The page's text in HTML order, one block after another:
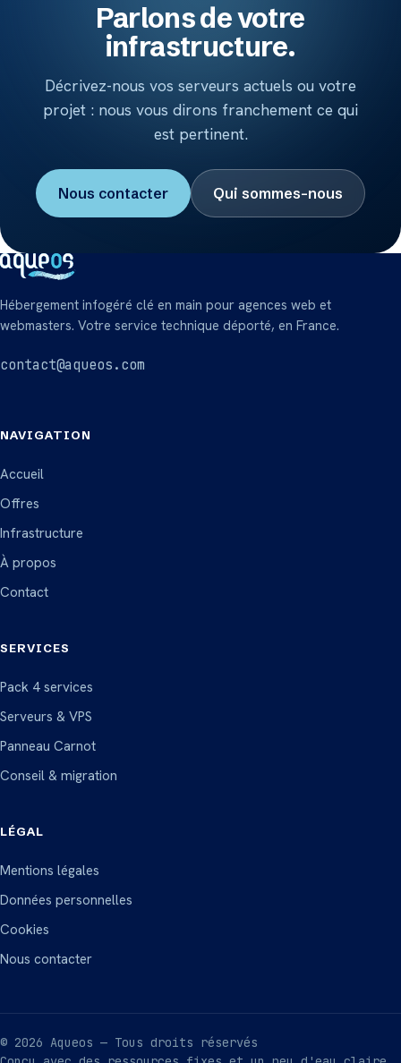
Parlons de votre
infrastructure.
Décrivez-nous vos serveurs actuels ou votre
projet : nous vous dirons franchement ce qui
est pertinent.
Nous contacter Qui sommes-nous
Hébergement infogéré clé en main pour agences web et
webmasters. Votre service technique déporté, en France.
contact@aqueos.com
NAVIGATION
Accueil
Offres
Infrastructure
À propos
Contact
SERVICES
Pack 4 services
Serveurs & VPS
Panneau Carnot
Conseil & migration
LÉGAL
Mentions légales
Données personnelles
Cookies
Nous contacter
© 2026 Aqueos — Tous droits réservés